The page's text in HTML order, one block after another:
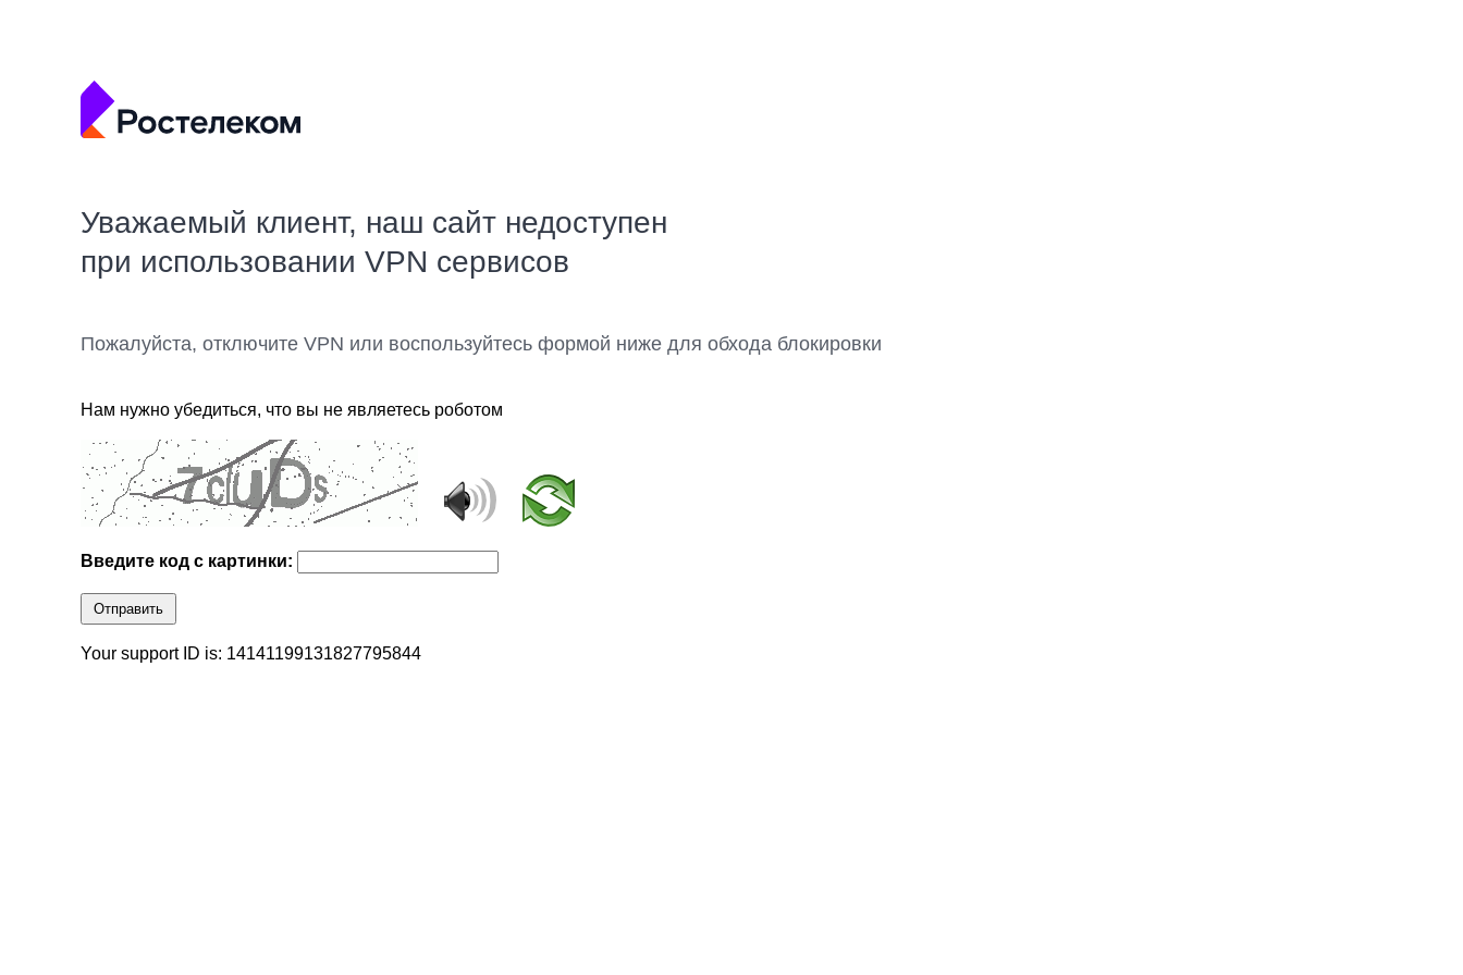
Уважаемый клиент, наш сайт недоступен
при использовании VPN сервисов
Пожалуйста, отключите VPN или воспользуйтесь формой ниже для обхода блокировки
Нам нужно убедиться, что вы не являетесь роботом
Введите код с картинки:
Отправить
Your support ID is: 14141199131827795844